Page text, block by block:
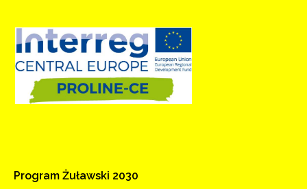
Program Żuławski 2030